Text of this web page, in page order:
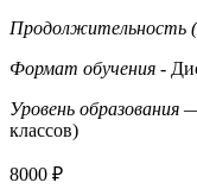
Продолжительность
Формат обучения -
Уровень образования —
классов)
8000 ₽